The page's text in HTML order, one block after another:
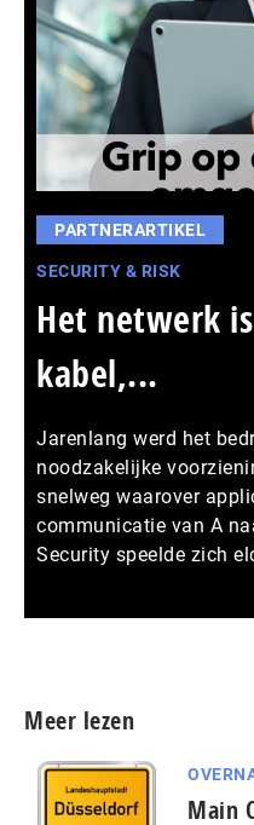
PARTNERARTIKEL
SECURITY & RISK
Het netwerk
kabel,...
Jarenlang werd het
noodzakelijke
snelweg waarover
communicatie van A
Security speelde zich
Meer lezen
Main